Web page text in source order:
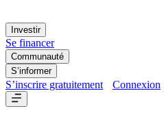
Investir
Se financer
Communauté
S’informer
S’inscrire gratuitement Connexion